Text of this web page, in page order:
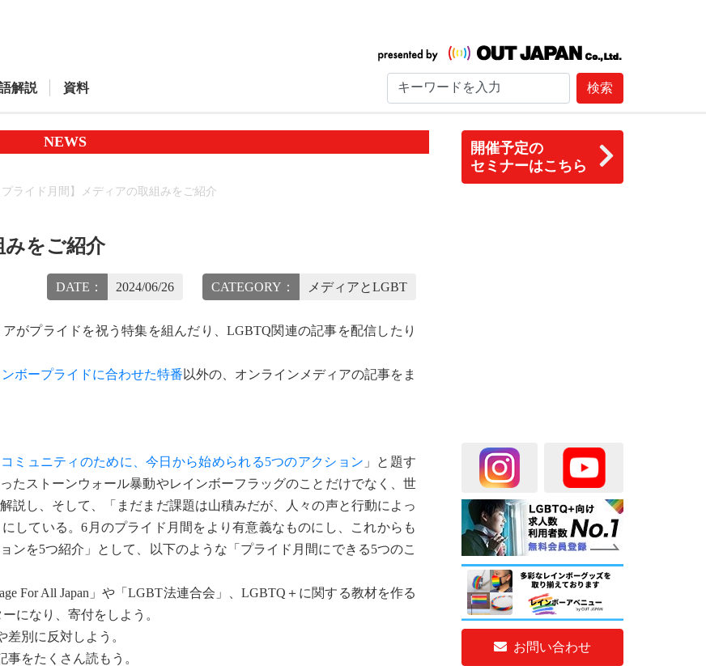
解説 資料 検索
開催予定の
セミナーはこちら
お問い合わせ
NEWS
プライド月間】メディアの取組みをご紹介
みをご紹介
DATE： 2024/06/26 CATEGORY： メディアとLGBT
がプライドを祝う特集を組んだり、LGBTQ関連の記事を配信したり
ボープライドに合わせた特番 以外の、オンラインメディアの記事をま
ミュニティのために、今日から始められる5つのアクション 」と題す
たストーンウォール暴動やレインボーフラッグのことだけでなく、世
説し、そして、「まだまだ課題は山積みだが、人々の声と行動によっ
している。6月のプライド月間をより有意義なものにし、これからも
ンを5つ紹介」として、以下のような「プライド月間にできる5つのこ
For All Japan」や「LGBT法連合会」、LGBTQ＋に関する教材を作る
になり、寄付をしよう。
別に反対しよう。
をたくさん読もう。